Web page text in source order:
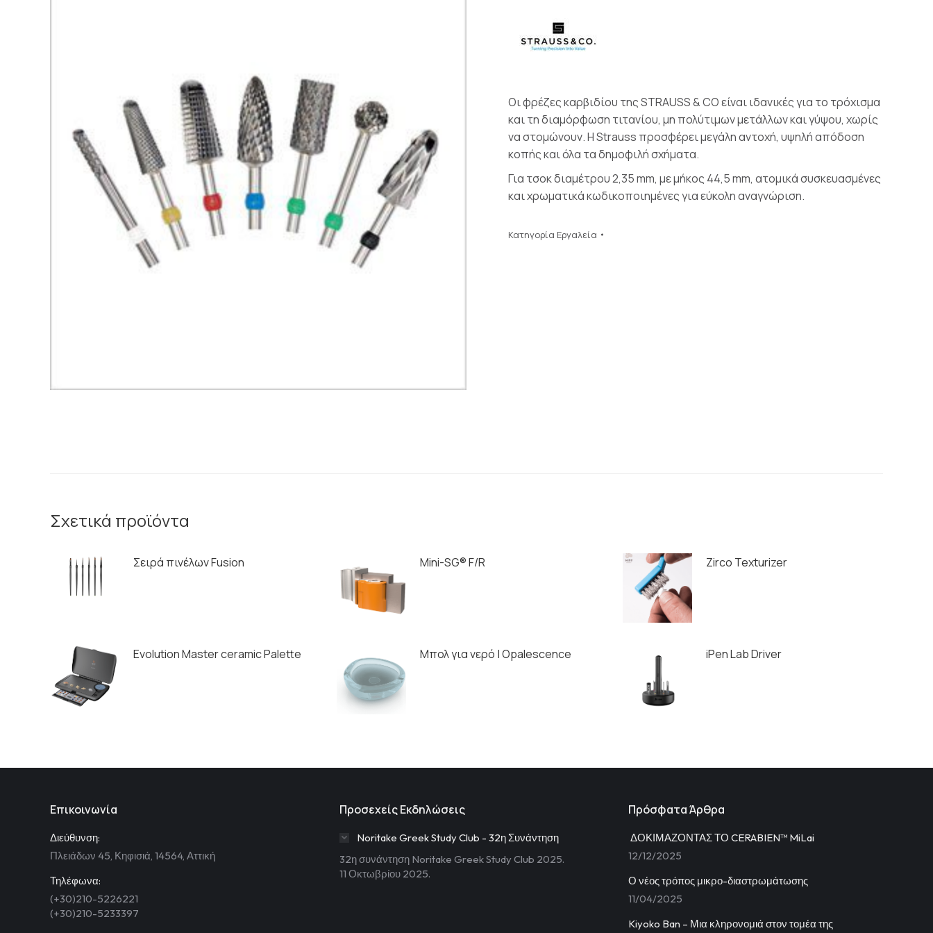
Οι φρέζες καρβιδίου της STRAUSS & CO είναι ιδανικές για το τρόχισμα
και τη διαμόρφωση τιτανίου, μη πολύτιμων μετάλλων και γύψου, χωρίς
να στομώνουν. Η Strauss προσφέρει μεγάλη αντοχή, υψηλή απόδοση
κοπής και όλα τα δημοφιλή σχήματα.
Για τσοκ διαμέτρου 2,35 mm, με μήκος 44,5 mm, ατομικά συσκευασμένες
και χρωματικά κωδικοποιημένες για εύκολη αναγνώριση.
Κατηγορία Εργαλεία
Σχετικά προϊόντα
Σειρά πινέλων Fusion Mini-SG® F/R Zirco Texturizer
Evolution Master ceramic Palette Μπολ για νερό | Opalescence iPen Lab Driver
Επικοινωνία
Διεύθυνση:
Πλειάδων 45, Κηφισιά, 14564, Αττική
Τηλέφωνα:
(+30)210-5226221
(+30)210-5233397
Προσεχείς Εκδηλώσεις
Noritake Greek Study Club - 32η Συνάντηση
32η συνάντηση Noritake Greek Study Club 2025.
11 Οκτωβρίου 2025.
Πρόσφατα Άρθρα
ΔΟΚΙΜΑΖΟΝΤΑΣ ΤΟ CERABIEN™ MiLai
12/12/2025
Ο νέος τρόπος μικρο-διαστρωμάτωσης
11/04/2025
Kiyoko Ban – Μια κληρονομιά στον τομέα της